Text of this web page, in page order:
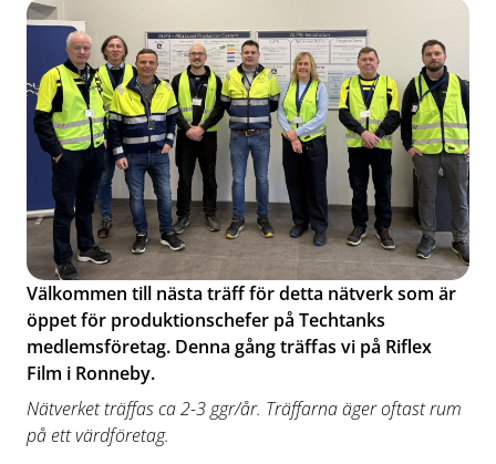
Välkommen till nästa träff för detta nätverk som är
öppet för produktionschefer på Techtanks
medlemsföretag. Denna gång träffas vi på Riflex
Film i Ronneby.
Nätverket träffas ca 2-3 ggr/år. Träffarna äger oftast rum
på ett värdföretag.